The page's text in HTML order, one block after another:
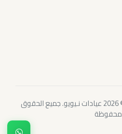
جميع الحقوق محفوظة © 2026 عيادات نـيويو. جميع الحقوق
محفوظة